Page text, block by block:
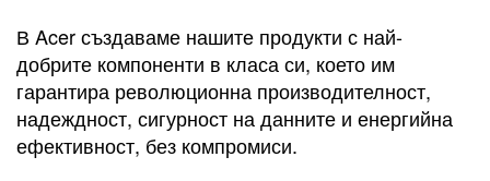
В Acer създаваме нашите продукти с най-
добрите компоненти в класа си, което им
гарантира революционна производителност,
надеждност, сигурност на данните и енергийна
ефективност, без компромиси.